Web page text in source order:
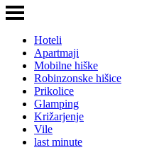
Hoteli
Apartmaji
Mobilne hiške
Robinzonske hišice
Prikolice
Glamping
Križarjenje
Vile
last minute